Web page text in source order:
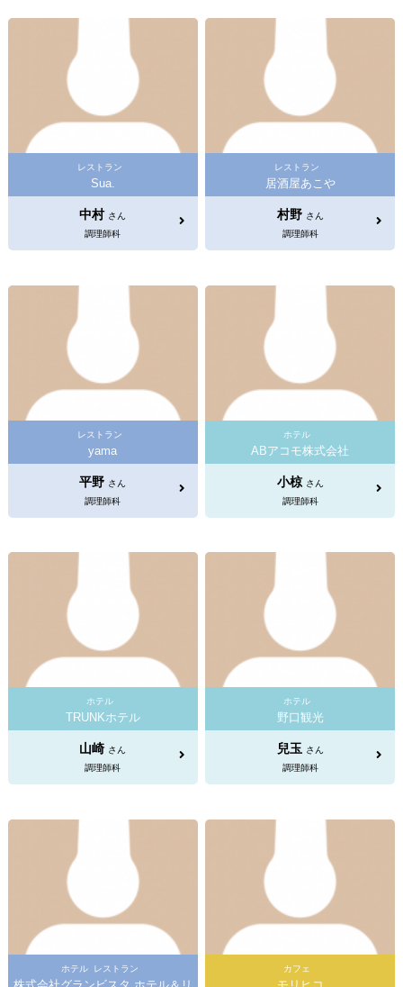
レストラン
Sua.
中村 さん
調理師科
レストラン
居酒屋あこや
村野 さん
調理師科
レストラン
yama
平野 さん
調理師科
ホテル
ABアコモ株式会社
小椋 さん
調理師科
ホテル
TRUNKホテル
山崎 さん
調理師科
ホテル
野口観光
兒玉 さん
調理師科
ホテル レストラン カフェ